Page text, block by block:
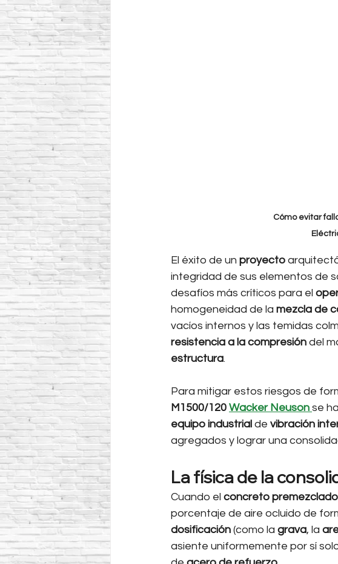
Cómo evitar
El éxito de un proyecto
integridad de sus elementos de
desafíos más críticos para el
homogeneidad de la mezcla de
vacíos internos y las temidas
resistencia a la compresión del
estructura.
Para mitigar estos riesgos de
M1500/120 Wacker Neuson se
equipo industrial de vibración
agregados y lograr una
La física de la
Cuando el concreto premezclado
porcentaje de aire ocluido de
dosificación (como la grava, la
asiente uniformemente por sí